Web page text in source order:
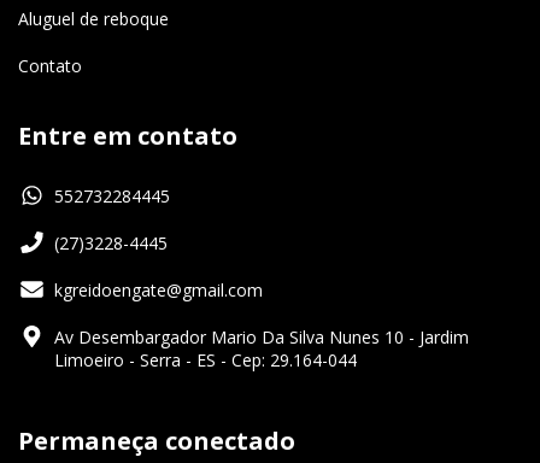
Aluguel de reboque
Contato
Entre em contato
552732284445
(27)3228-4445
kgreidoengate@gmail.com
Av Desembargador Mario Da Silva Nunes 10 - Jardim
Limoeiro - Serra - ES - Cep: 29.164-044
Permaneça conectado